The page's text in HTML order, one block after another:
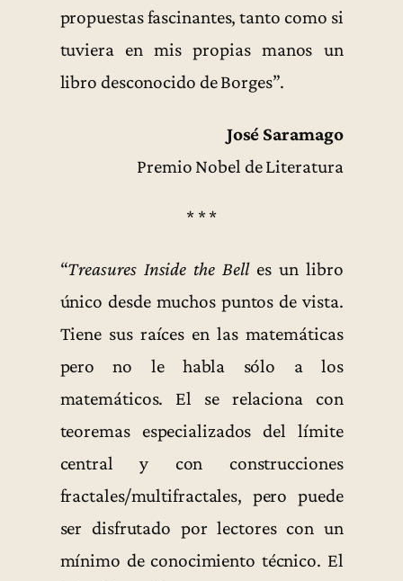
propuestas fascinantes, tanto como si
tuviera en mis propias manos un
libro desconocido de Borges”.
José Saramago
Premio Nobel de Literatura
* * *
“Treasures Inside the Belles un libro
único desde muchos puntos de vista.
Tiene sus raíces en las matemáticas
pero no le habla sólo a los
matemáticos. El se relaciona con
teoremas especializados del límite
central y con construcciones
fractales/multifractales, pero puede
ser disfrutado por lectores con un
mínimo de conocimiento técnico. El